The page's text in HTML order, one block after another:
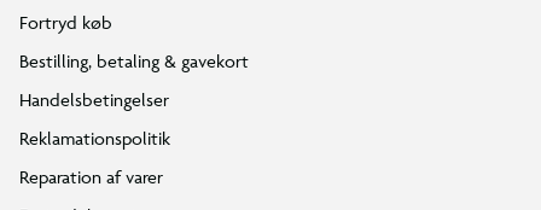
Fortryd køb
Bestilling, betaling & gavekort
Handelsbetingelser
Reklamationspolitik
Reparation af varer